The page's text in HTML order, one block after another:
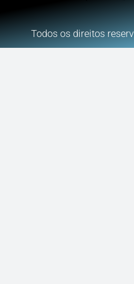
Todos os direitos